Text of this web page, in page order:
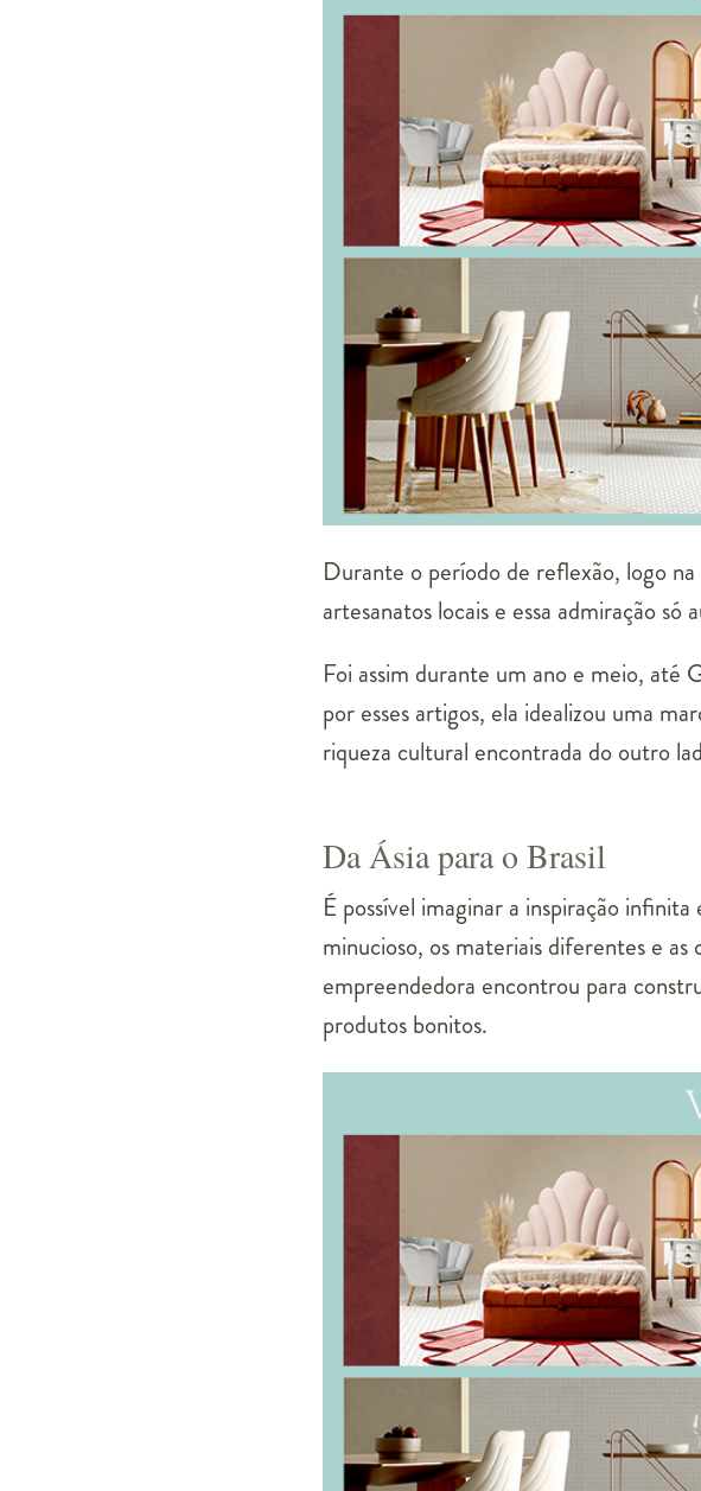
Durante o período de reflexão, logo
artesanatos locais e essa admiração
Foi assim durante um ano e meio, até
por esses artigos, ela idealizou uma
riqueza cultural encontrada do outro
Da Ásia para o Brasil
É possível imaginar a inspiração
minucioso, os materiais diferentes e
empreendedora encontrou para
produtos bonitos.